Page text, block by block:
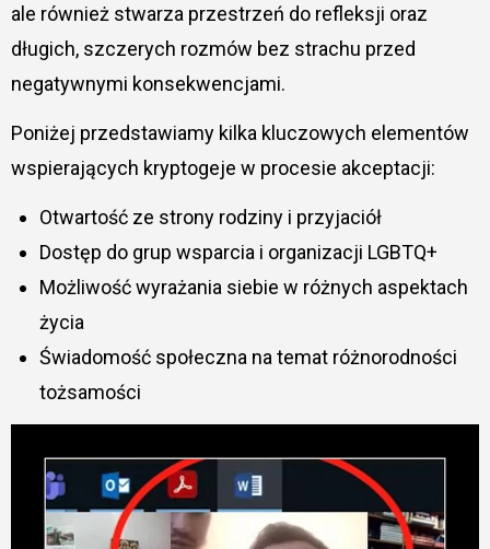
ale również stwarza przestrzeń do refleksji oraz
długich, szczerych rozmów bez strachu przed
negatywnymi konsekwencjami.
Poniżej przedstawiamy kilka kluczowych elementów
wspierających kryptogeje w procesie akceptacji:
Otwartość ze strony rodziny i przyjaciół
Dostęp do grup wsparcia i organizacji LGBTQ+
Możliwość wyrażania siebie w różnych aspektach
życia
Świadomość społeczna na temat różnorodności
tożsamości